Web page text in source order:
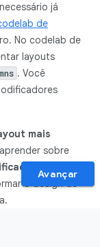
já
de
No codelab de
layouts
. Você
mais
sobre
o design de
ao
Avançar